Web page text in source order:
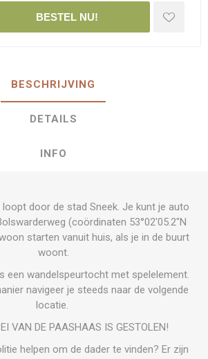
BESTEL NU!
BESCHRIJVING
DETAILS
INFO
door de stad Sneek. Je kunt je auto
(coördinaten 53°02'05.2"N
starten vanuit huis, als je in de buurt
woont.
een wandelspeurtocht met spelelement.
navigeer je steeds naar de volgende
locatie.
VAN DE PAASHAAS IS GESTOLEN!
helpen om de dader te vinden? Er zijn